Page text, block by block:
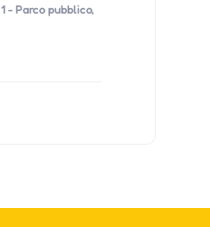
- Parco pubblico,